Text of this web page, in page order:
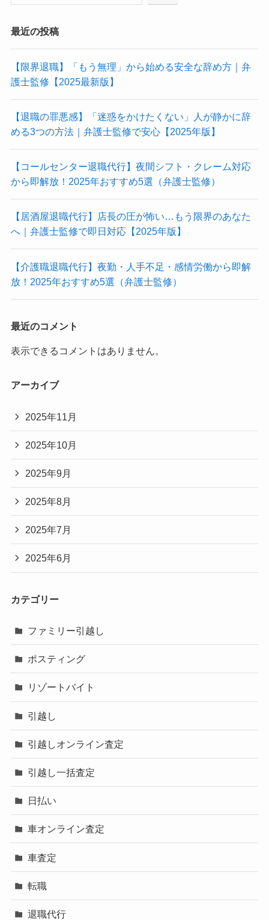
最近の投稿
【限界退職】「もう無理」から始める安全な辞め方｜弁
護士監修【2025最新版】
【退職の罪悪感】「迷惑をかけたくない」人が静かに辞
める3つの方法｜弁護士監修で安心【2025年版】
【コールセンター退職代行】夜間シフト・クレーム対応
から即解放！2025年おすすめ5選（弁護士監修）
【居酒屋退職代行】店長の圧が怖い…もう限界のあなた
へ｜弁護士監修で即日対応【2025年版】
【介護職退職代行】夜勤・人手不足・感情労働から即解
放！2025年おすすめ5選（弁護士監修）
最近のコメント
表示できるコメントはありません。
アーカイブ
2025年11月
2025年10月
2025年9月
2025年8月
2025年7月
2025年6月
カテゴリー
ファミリー引越し
ポスティング
リゾートバイト
引越し
引越しオンライン査定
引越し一括査定
日払い
車オンライン査定
車査定
転職
退職代行